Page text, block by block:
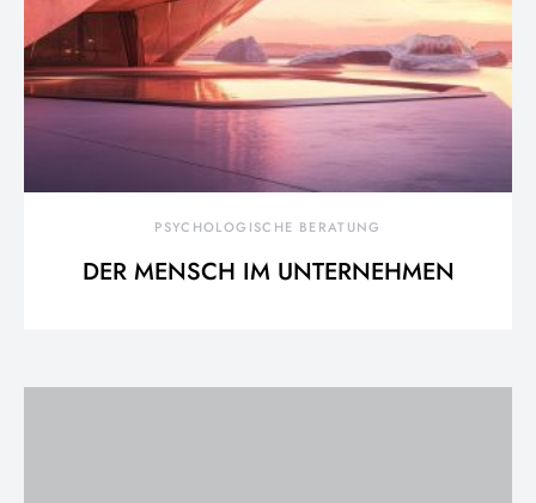
PSYCHOLOGISCHE BERATUNG
DER MENSCH IM UNTERNEHMEN